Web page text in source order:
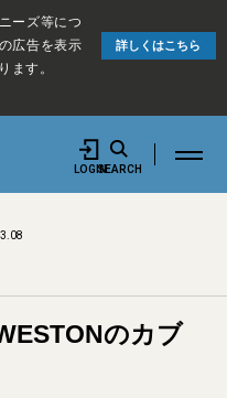
ーズ等につ
広告を表示
ます。
詳しくはこちら
LOGINSEARCH
のカブ